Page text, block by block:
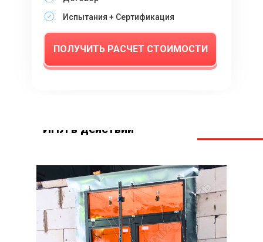
Испытания + Сертификация
ПОЛУЧИТЬ РАСЧЕТ СТОИМОСТИ
ИПЛ в действии